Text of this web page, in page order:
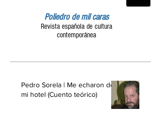
Poliedro de mil caras
Revista española de cultura
contemporánea
Pedro Sorela | Me echaron de
mi hotel (Cuento teórico)